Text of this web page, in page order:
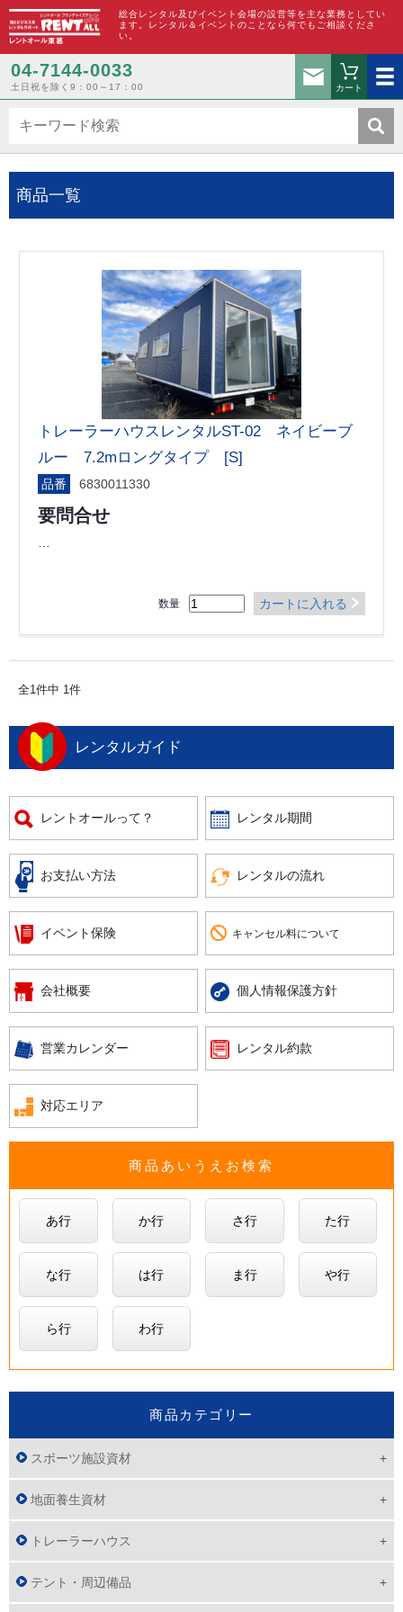
総合レンタル及びイベント会場の設営等を主な業務としてい
ます。レンタル＆イベントのことなら何でもご相談くださ
い。
04-7144-0033
土日祝を除く9：00～17：00
お問い合
カート
商品あいうえお検索
あ行 か行 さ行 た行
な行 は行 ま行 や行
ら行 わ行
商品カテゴリー
スポーツ施設資材
地面養生資材
トレーラーハウス
テント・周辺備品
商品一覧
トレーラーハウスレンタルST-02 ネイビーブ
ルー 7.2mロングタイプ [S]
品番 6830011330
要問合せ
数量 カートに入れる
全1件中 1件
レンタルガイド
レントオールって？ レンタル期間
お支払い方法 レンタルの流れ
イベント保険 キャンセル料について
会社概要 個人情報保護方針
営業カレンダー レンタル約款
対応エリア